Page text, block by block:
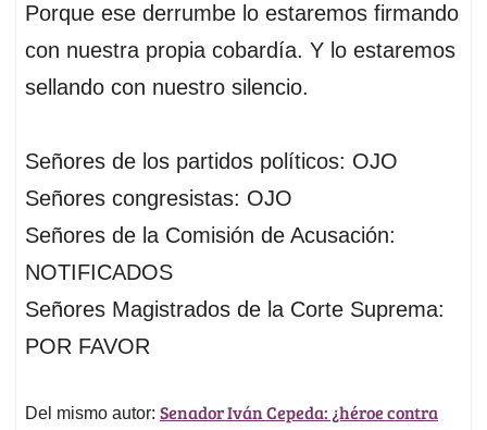
Porque ese derrumbe lo estaremos firmando
con nuestra propia cobardía. Y lo estaremos
sellando con nuestro silencio.
Señores de los partidos políticos: OJO
Señores congresistas: OJO
Señores de la Comisión de Acusación:
NOTIFICADOS
Señores Magistrados de la Corte Suprema:
POR FAVOR
Del mismo autor: Senador Iván Cepeda: ¿héroe contra